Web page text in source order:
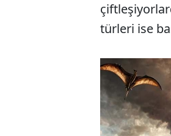
türleri ise